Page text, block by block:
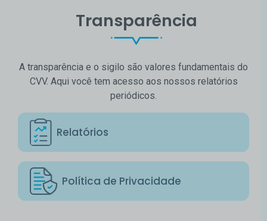
Transparência
A transparência e o sigilo são valores fundamentais do
CVV. Aqui você tem acesso aos nossos relatórios
periódicos.
Relatórios
Política de Privacidade